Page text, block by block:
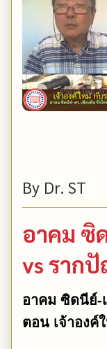
By Dr. ST
อาคม ซิ
vs ราก
อาคม ซิดนีย์-
ตอน เจ้าองค์